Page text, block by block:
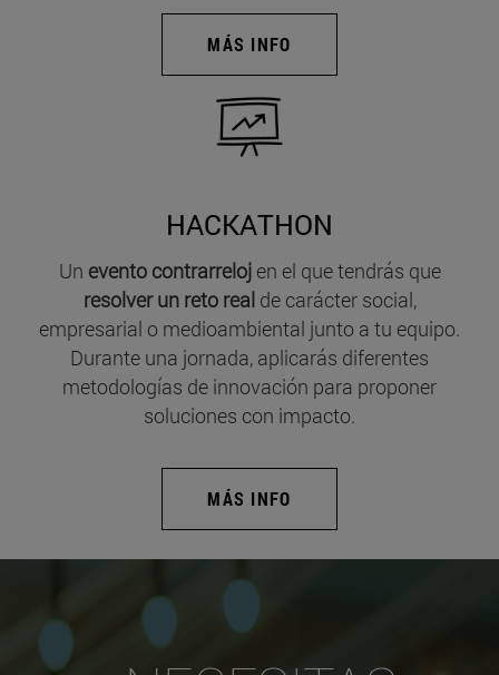
MÁS INFO
HACKATHON
Un evento contrarreloj en el que tendrás que
resolver un reto realde carácter social,
empresarial o medioambiental junto a tu equipo.
Durante una jornada, aplicarás diferentes
metodologías de innovación para proponer
soluciones con impacto.
MÁS INFO